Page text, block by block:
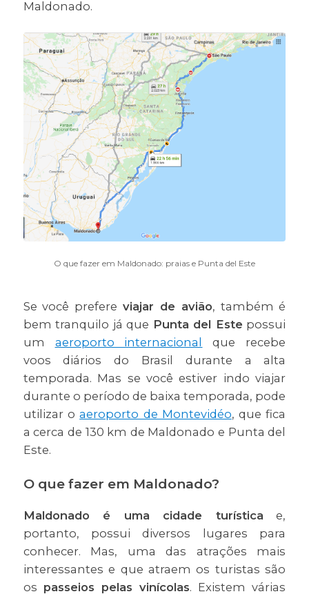
Maldonado.
O que fazer em Maldonado: praias e Punta del Este
Se você prefereviajar de avião, também é
bem tranquilo já que Punta del Este possui
um aeroporto internacional
que recebe
voos diários do Brasil durante a alta
temporada. Mas se você estiver indo viajar
durante o período de baixa temporada, pode
utilizar oaeroporto de Montevidéo, que fica
a cerca de 130 km de Maldonado e Punta del
Este.
O que fazer em Maldonado?
Maldonado é uma cidade turística e,
portanto, possui diversos lugares para
conhecer. Mas, uma das atrações mais
interessantes e que atraem os turistas são
os passeios pelas vinícolas. Existem várias